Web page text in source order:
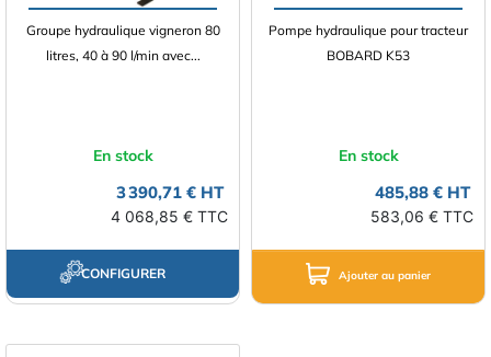
Groupe hydraulique vigneron 80
litres, 40 à 90 l/min avec...
En stock
3 390,71 € HT
4 068,85 € TTC
CONFIGURER
Pompe hydraulique pour tracteur
BOBARD K53
En stock
485,88 € HT
583,06 € TTC
Ajouter au panier